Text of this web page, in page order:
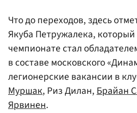
Что до переходов, здесь
Якуба Петружалека,
чемпионате стал
в составе московского
легионерские вакансии в
Муршак, Риз Дилан,Брайан
Ярвинен.